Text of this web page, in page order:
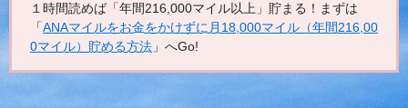
１時間読めば「年間216,000マイル以上」貯まる！まずは
「ANAマイルをお金をかけずに月18,000マイル（年間216,00
0マイル）貯める方法 」へGo!